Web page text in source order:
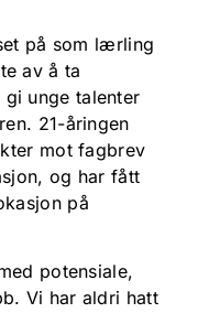
på som lærling
av å ta
gi unge talenter
21-åringen
mot fagbrev
og har fått
på
potensiale,
Vi har aldri hatt